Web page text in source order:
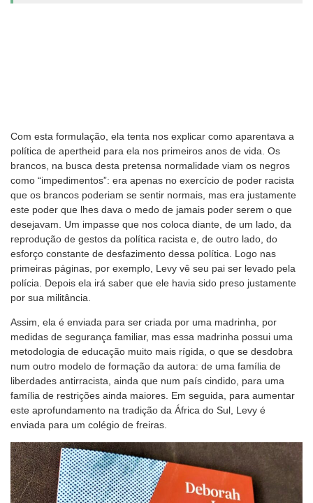
Com esta formulação, ela tenta nos explicar como aparentava a
política de apertheid para ela nos primeiros anos de vida. Os
brancos, na busca desta pretensa normalidade viam os negros
como “impedimentos”: era apenas no exercício de poder racista
que os brancos poderiam se sentir normais, mas era justamente
este poder que lhes dava o medo de jamais poder serem o que
desejavam. Um impasse que nos coloca diante, de um lado, da
reprodução de gestos da política racista e, de outro lado, do
esforço constante de desfazimento dessa política. Logo nas
primeiras páginas, por exemplo, Levy vê seu pai ser levado pela
polícia. Depois ela irá saber que ele havia sido preso justamente
por sua militância.
Assim, ela é enviada para ser criada por uma madrinha, por
medidas de segurança familiar, mas essa madrinha possui uma
metodologia de educação muito mais rígida, o que se desdobra
num outro modelo de formação da autora: de uma família de
liberdades antirracista, ainda que num país cindido, para uma
família de restrições ainda maiores. Em seguida, para aumentar
este aprofundamento na tradição da África do Sul, Levy é
enviada para um colégio de freiras.